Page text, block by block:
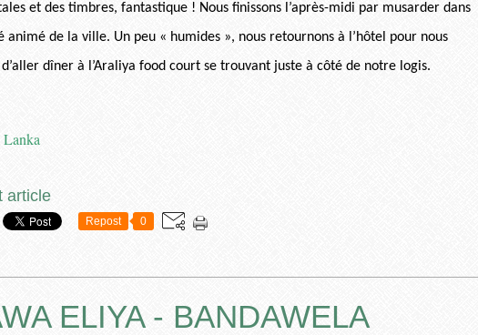
et des timbres, fantastique ! Nous finissons l’après-midi par musarder dans
animé de la ville. Un peu « humides », nous retournons à l’hôtel pour nous
dîner à l’Araliya food court se trouvant juste à côté de notre logis.
article
Repost 0
ELIYA - BANDAWELA